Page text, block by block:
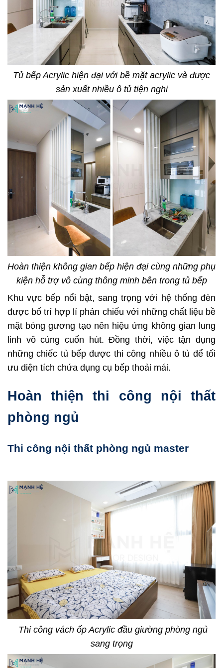
Tủ bếp Acrylic hiện đại với bề mặt acrylic và được
sản xuất nhiều ô tủ tiện nghi
Hoàn thiện không gian bếp hiện đại cùng những phụ
kiện hỗ trợ vô cùng thông minh bên trong tủ bếp
Khu vực bếp nổi bật, sang trọng với hệ thống đèn
được bố trí hợp lí phản chiếu với những chất liệu bề
mặt bóng gương tạo nên hiệu ứng không gian lung
linh vô cùng cuốn hút. Đồng thời, việc tận dụng
những chiếc tủ bếp được thi công nhiều ô tủ để tối
ưu diện tích chứa dụng cụ bếp thoải mái.
Hoàn thiện thi công nội thất
phòng ngủ
Thi công nội thất phòng ngủ master
Thi công vách ốp Acrylic đầu giường phòng ngủ
sang trọng